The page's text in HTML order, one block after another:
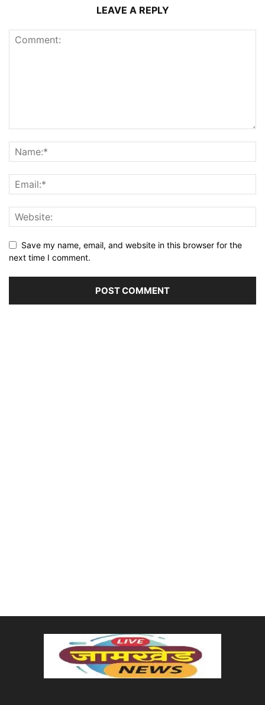
LEAVE A REPLY
Save my name, email, and website in this browser for the
next time I comment.